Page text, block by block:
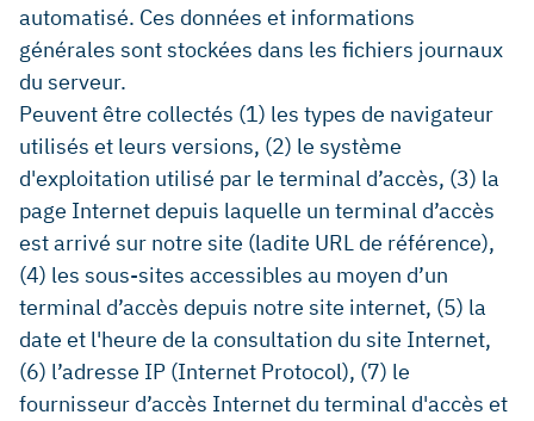
automatisé. Ces données et informations
générales sont stockées dans les fichiers journaux
du serveur.
Peuvent être collectés (1) les types de navigateur
utilisés et leurs versions, (2) le système
d'exploitation utilisé par le terminal d’accès, (3) la
page Internet depuis laquelle un terminal d’accès
est arrivé sur notre site (ladite URL de référence),
(4) les sous-sites accessibles au moyen d’un
terminal d’accès depuis notre site internet, (5) la
date et l'heure de la consultation du site Internet,
(6) l’adresse IP (Internet Protocol), (7) le
fournisseur d’accès Internet du terminal d'accès et